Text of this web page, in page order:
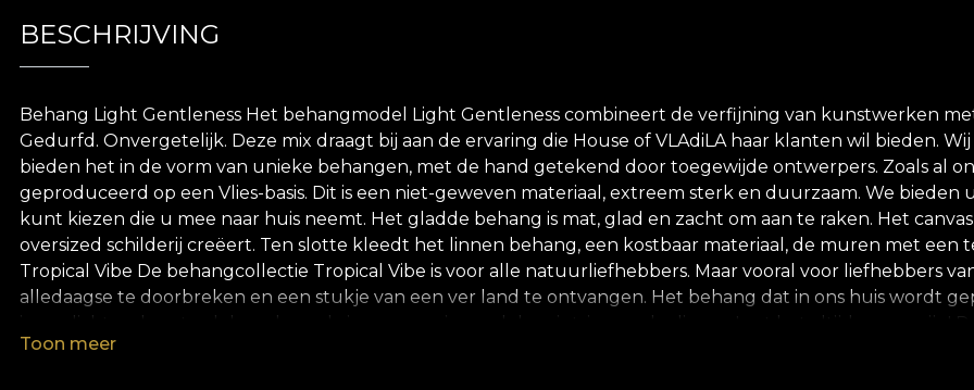
BESCHRIJVING
Behang Light Gentleness Het behangmodel Light Gentleness combineert de verfijning van kunstwerken
Gedurfd. Onvergetelijk. Deze mix draagt bij aan de ervaring die House of VLAdiLA haar klanten wil bieden.
bieden het in de vorm van unieke behangen, met de hand getekend door toegewijde ontwerpers. Zoals al
geproduceerd op een Vlies-basis. Dit is een niet-geweven materiaal, extreem sterk en duurzaam. We
kunt kiezen die u mee naar huis neemt. Het gladde behang is mat, glad en zacht om aan te raken. Het
oversized schilderij creëert. Ten slotte kleedt het linnen behang, een kostbaar materiaal, de muren met een
Tropical Vibe De behangcollectie Tropical Vibe is voor alle natuurliefhebbers. Maar vooral voor liefhebbers
alledaagse te doorbreken en een stukje van een ver land te ontvangen. Het behang dat in ons huis wordt
aan planten samen, spelend met de afmetingen van elk element, compositie en detailniveau. Het
Toon meer